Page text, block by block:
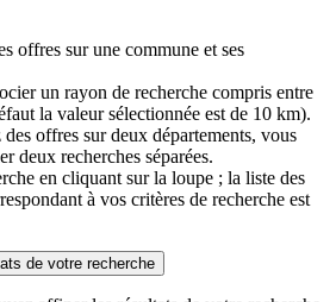
offres sur une commune et ses
un rayon de recherche compris entre
la valeur sélectionnée est de 10 km).
offres sur deux départements, vous
deux recherches séparées.
en cliquant sur la loupe ; la liste des
à vos critères de recherche est
de votre recherche